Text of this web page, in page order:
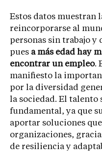
Estos datos muestran
reincorporarse al
personas sin trabajo y
pues a más edad hay
encontrar un empleo.
manifiesto la
por la diversidad
la sociedad. El talento
fundamental, ya que
aportar soluciones
organizaciones,
de resiliencia y